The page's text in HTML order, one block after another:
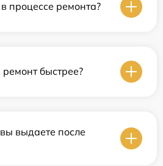
процессе ремонта?
быстрее?
выдаете после